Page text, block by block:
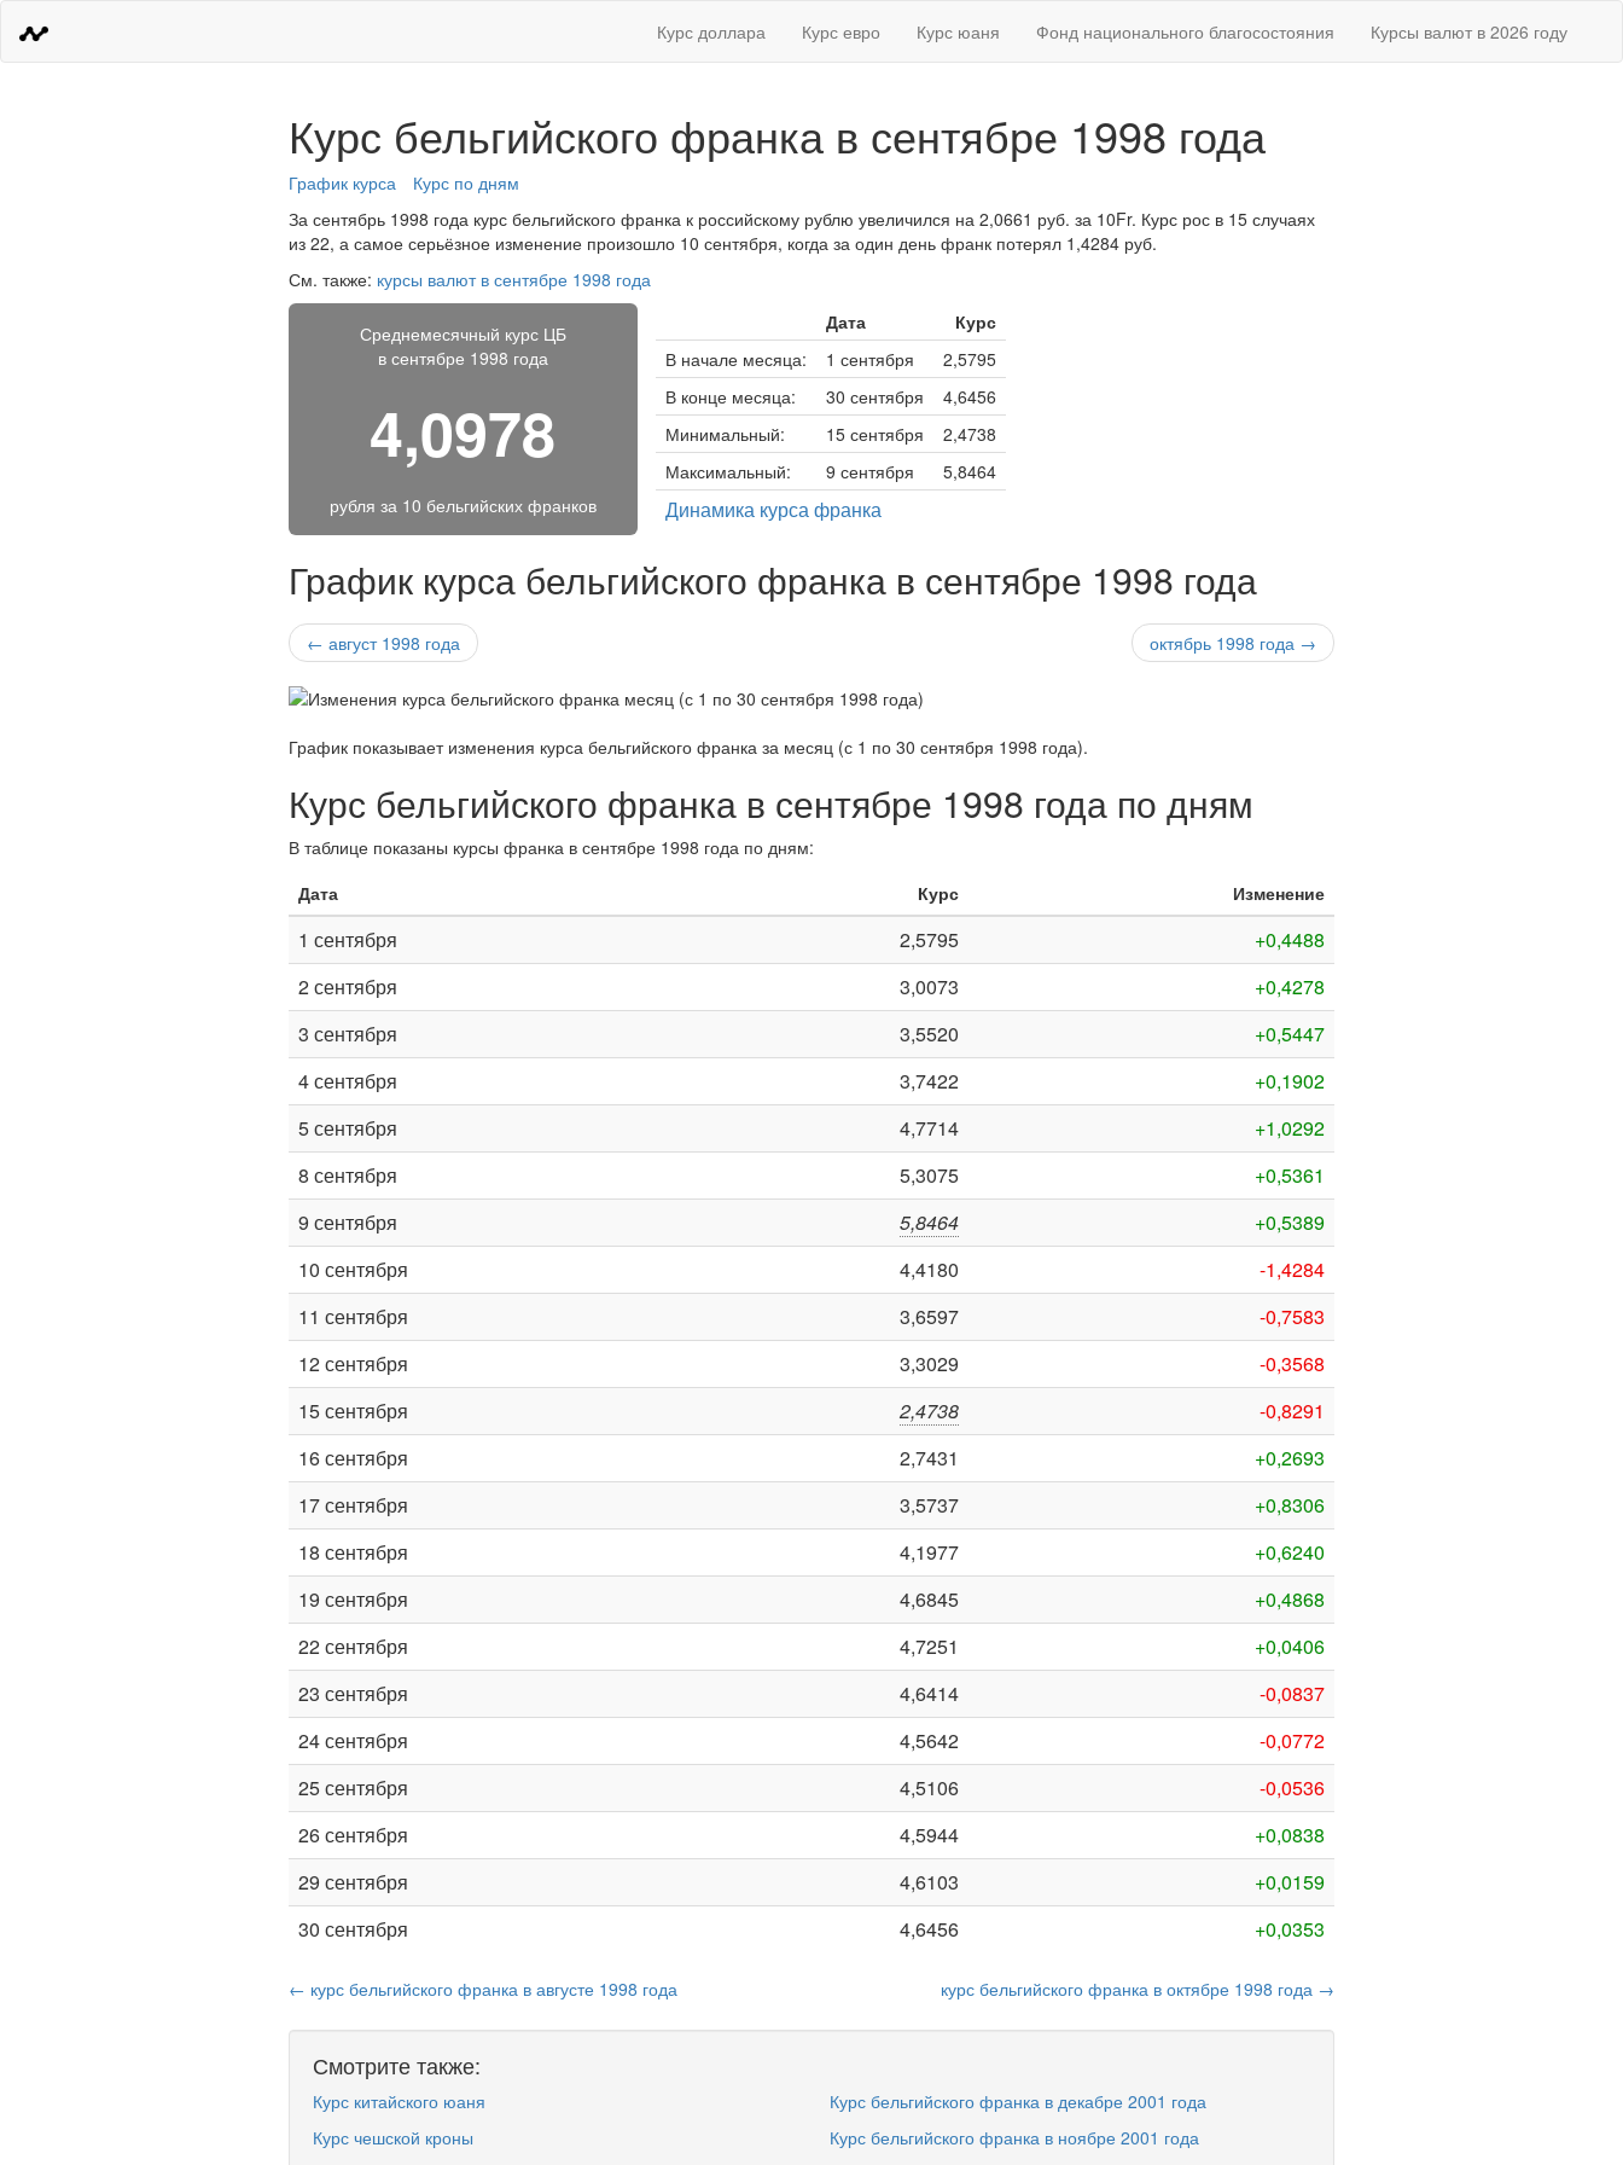
Курс доллара Курс евро Курс юаня Фонд национального благосостояния Курсы валют в 2026 году
Курс бельгийского франка в сентябре 1998 года
График курса
Курс по дням
За сентябрь 1998 года курс бельгийского франка к российскому рублю увеличился на 2,0661 руб. за 10Fr. Курс рос в 15 случаях
из 22, а самое серьёзное изменение произошло 10 сентября, когда за один день франк потерял 1,4284 руб.
См. также: курсы валют в сентябре 1998 года
Среднемесячный курс ЦБ
в сентябре 1998 года
4,0978
рубля за 10 бельгийских франков
Дата
Курс
В начале месяца:
1 сентября
2,5795
В конце месяца:
30 сентября
4,6456
Минимальный:
15 сентября
2,4738
Максимальный:
9 сентября 5,8464
Динамика курса франка
График курса бельгийского франка в сентябре 1998 года
← август 1998 года октябрь 1998 года →
График показывает изменения курса бельгийского франка за месяц (с 1 по 30 сентября 1998 года).
Курс бельгийского франка в сентябре 1998 года по дням
В таблице показаны курсы франка в сентябре 1998 года по дням:
Дата
Курс Изменение
1 сентября 2,5795
+0,4488
2 сентября
3,0073
+0,4278
3 сентября
3,5520
+0,5447
4 сентября
3,7422
+0,1902
5 сентября
4,7714
+1,0292
8 сентября
5,3075
+0,5361
9 сентября
5,8464
+0,5389
10 сентября
4,4180
-1,4284
11 сентября
3,6597
-0,7583
12 сентября
3,3029
-0,3568
15 сентября
2,4738
-0,8291
16 сентября
2,7431
+0,2693
17 сентября
3,5737
+0,8306
18 сентября
4,1977
+0,6240
19 сентября
4,6845
+0,4868
22 сентября
4,7251
+0,0406
23 сентября
4,6414
-0,0837
24 сентября
4,5642
-0,0772
25 сентября
4,5106
-0,0536
26 сентября
4,5944
+0,0838
29 сентября
4,6103
+0,0159
30 сентября
4,6456 +0,0353
← курс бельгийского франка в августе 1998 года курс бельгийского франка в октябре 1998 года →
Смотрите также:
Курс китайского юаня
Курс чешской кроны
Курс бельгийского франка в декабре 2001 года
Курс бельгийского франка в ноябре 2001 года